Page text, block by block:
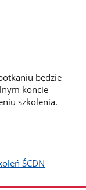
będzie
koncie
szkolenia.
ŚCDN